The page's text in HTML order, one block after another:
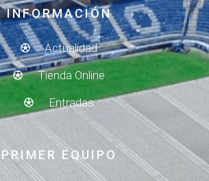
INFORMACIÓN
Actualidad
Tienda Online
Entradas
PRIMER EQUIPO